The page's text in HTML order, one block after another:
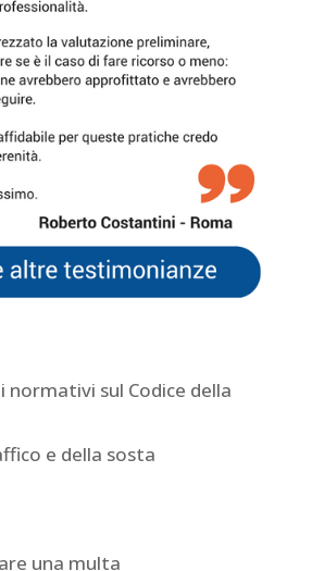
sul Codice della
e della sosta
una multa